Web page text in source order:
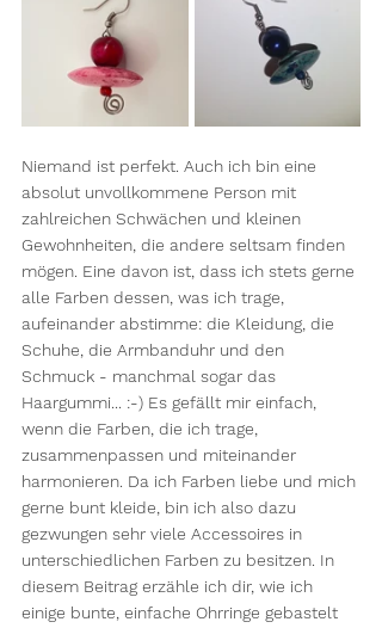
Niemand ist perfekt. Auch ich bin eine
absolut unvollkommene Person mit
zahlreichen Schwächen und kleinen
Gewohnheiten, die andere seltsam finden
mögen. Eine davon ist, dass ich stets gerne
alle Farben dessen, was ich trage,
aufeinander abstimme: die Kleidung, die
Schuhe, die Armbanduhr und den
Schmuck - manchmal sogar das
Haargummi... :-) Es gefällt mir einfach,
wenn die Farben, die ich trage,
zusammenpassen und miteinander
harmonieren. Da ich Farben liebe und mich
gerne bunt kleide, bin ich also dazu
gezwungen sehr viele Accessoires in
unterschiedlichen Farben zu besitzen. In
diesem Beitrag erzähle ich dir, wie ich
einige bunte, einfache Ohrringe gebastelt